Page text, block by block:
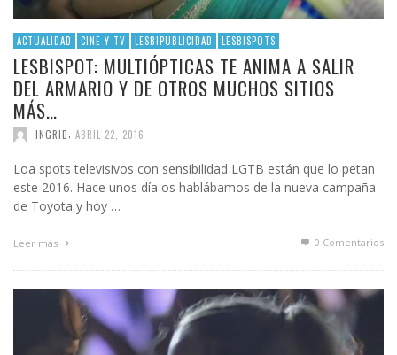
ACTUALIDAD CINE Y TV LESBIPUBLICIDAD LESBISPOTS
LESBISPOT: MULTIÓPTICAS TE ANIMA A SALIR
DEL ARMARIO Y DE OTROS MUCHOS SITIOS
MÁS…
INGRID ABRIL 22, 2016
Loa spots televisivos con sensibilidad LGTB están que lo petan
este 2016. Hace unos día os hablábamos de la nueva campaña
de Toyota y hoy …
Leer más 0 Comentarios